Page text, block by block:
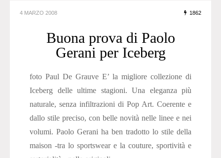
4 MARZO 2008 1862
Buona prova di Paolo
Gerani per Iceberg
foto Paul De Grauve E’ la migliore collezione di
Iceberg delle ultime stagioni. Una eleganza più
naturale, senza infiltrazioni di Pop Art. Coerente e
dallo stile preciso, con belle novità nelle linee e nei
volumi. Paolo Gerani ha ben tradotto lo stile della
maison -tra lo sportswear e la couture, sportività e